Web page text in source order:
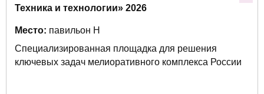
Техника и технологии» 2026
Место: павильон H
Специализированная площадка для решения
ключевых задач мелиоративного комплекса России